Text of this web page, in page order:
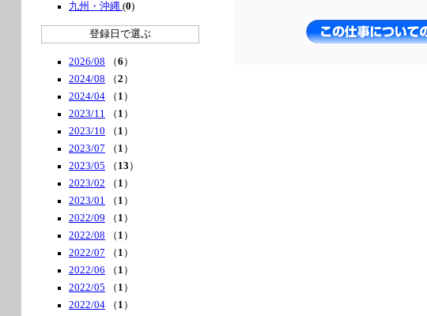
九州・沖縄 (0)
登録日で選ぶ
2026/08 （6 ）
2024/08 （2 ）
2024/04 （ 1 ）
2023/11 （ 1 ）
2023/10 （ 1 ）
2023/07 （ 1 ）
2023/05 （ 13 ）
2023/02 （ 1 ）
2023/01 （ 1 ）
2022/09 （ 1 ）
2022/08 （ 1 ）
2022/07 （ 1 ）
2022/06 （ 1 ）
2022/05 （ 1 ）
2022/04 （ 1 ）